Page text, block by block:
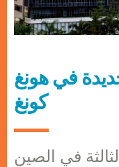
في هونغ
كونغ
في الصين